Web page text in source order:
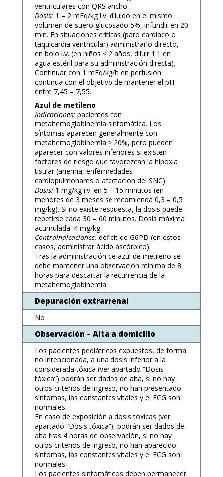
ventriculares con QRS ancho.
Dosis: 1 – 2 mEq/kg i.v. diluido en el mismo
volumen de suero glucosado 5%, infundir en 20
min. En situaciones críticas (paro cardíaco o
taquicardia ventricular) administrarlo directo,
en bolo i.v. (en niños < 2 años, diluir 1:1 en
agua estéril para su administración directa).
Continuar con 1 mEq/kg/h en perfusión
continua con el objetivo de mantener el pH
entre 7,45 – 7,55.
Azul de metileno
Indicaciones: pacientes con
metahemoglobinemia sintomática. Los
síntomas aparecen generalmente con
metahemoglobinemia > 20%, pero pueden
aparecer con valores inferiores si existen
factores de riesgo que favorezcan la hipoxia
tisular (anemia, enfermedades
cardiopulmonares o afectación del SNC).
Dosis: 1 mg/kg i.v. en 5 – 15 minutos (en
menores de 3 meses se recomienda 0,3 – 0,5
mg/kg). Si no existe respuesta, la dosis puede
repetirse cada 30 – 60 minutos. Dosis máxima
acumulada: 4 mg/kg.
Contraindicaciones: déficit de G6PD (en estos
casos, administrar ácido ascórbico).
Tras la administración de azul de metileno se
debe mantener una observación mínima de 8
horas para descartar la recurrencia de la
metahemoglobinemia.
Depuración extrarrenal
No
Observación – Alta a domicilio
Los pacientes pediátricos expuestos, de forma
no intencionada, a una dosis inferior a la
considerada tóxica (ver apartado “Dosis
tóxica”) podrán ser dados de alta, si no hay
otros criterios de ingreso, no han presentado
síntomas, las constantes vitales y el ECG son
normales.
En caso de exposición a dosis tóxicas (ver
apartado “Dosis tóxica”), podrán ser dados de
alta tras 4 horas de observación, si no hay
otros criterios de ingreso, no han aparecido
síntomas, las constantes vitales y el ECG son
normales.
Los pacientes sintomáticos deben permanecer